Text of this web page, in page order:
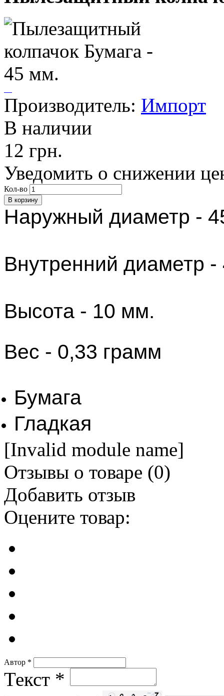
Производитель: Импорт
В наличии
12 грн.
Уведомить о снижении
Кол-во
Наружный диаметр -
Внутренний диаметр
Высота - 10 мм.
​Вес - 0,33 грамм
Бумага
Гладкая
[Invalid module name]
Отзывы о товаре (0)
Добавить отзыв
Оцените товар:
Автор *
Текст *